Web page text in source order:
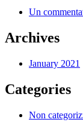
Un
Archives
January 2021
Categories
Non